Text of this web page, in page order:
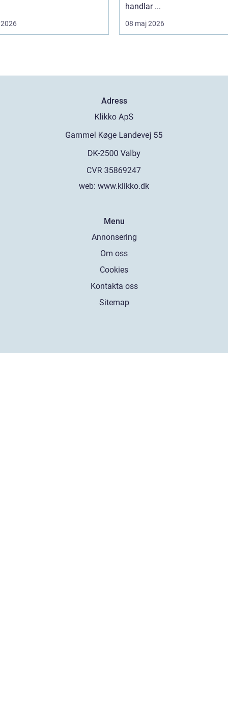
handlar ...
08 maj 2026
Adress
web: www.klikko.dk
Menu
Annonsering
Om oss
Cookies
Kontakta oss
Sitemap